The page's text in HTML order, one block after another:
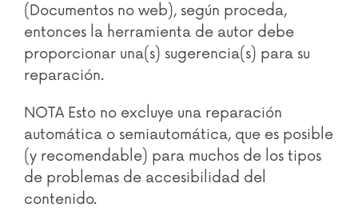
(Documentos no web), según proceda,
entonces la herramienta de autor debe
proporcionar una(s) sugerencia(s) para su
reparación.
NOTA Esto no excluye una reparación
automática o semiautomática, que es posible
(y recomendable) para muchos de los tipos
de problemas de accesibilidad del
contenido.